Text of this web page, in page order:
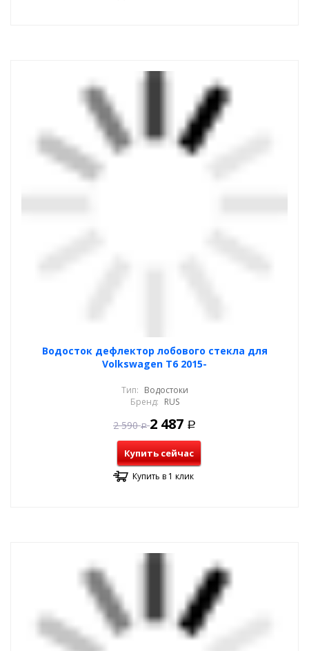
Водосток дефлектор лобового стекла для
Volkswagen T6 2015-
Тип: Водостоки
Бренд: RUS
2 590 Р 2 487 Р
Купить сейчас
Купить в 1 клик